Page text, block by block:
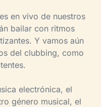
en vivo de nuestros
bailar con ritmos
Y vamos aún
del clubbing, como
electrónica, el
género musical, el